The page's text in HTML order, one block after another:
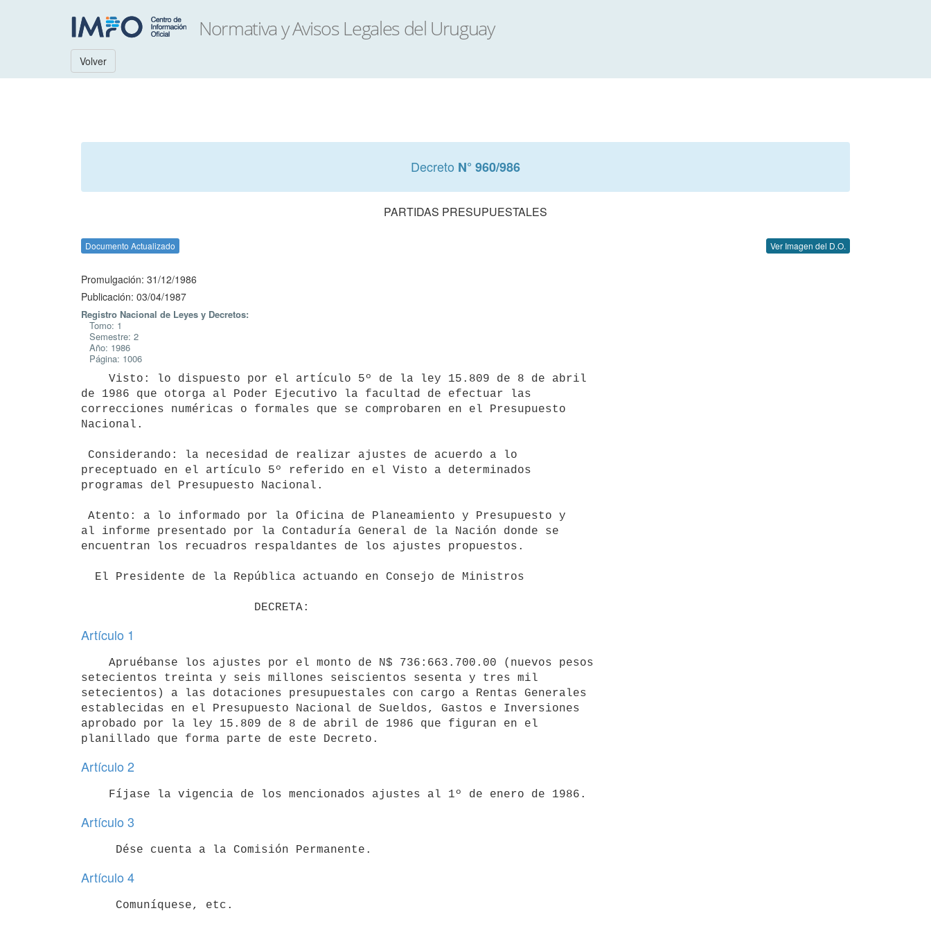
Volver
Decreto N° 960/986
PARTIDAS PRESUPUESTALES
Documento Actualizado Ver Imagen del D.O.
Promulgación: 31/12/1986
Publicación: 03/04/1987
Registro Nacional de Leyes y Decretos:
Tomo: 1
Semestre: 2
Año: 1986
Página: 1006
de 1986 que otorga al Poder Ejecutivo la facultad de efectuar las
correcciones numéricas o formales que se comprobaren en el Presupuesto
Nacional.
preceptuado en el artículo 5º referido en el Visto a determinados
programas del Presupuesto Nacional.
al informe presentado por la Contaduría General de la Nación donde se
encuentran los recuadros respaldantes de los ajustes propuestos.
Artículo 1
setecientos treinta y seis millones seiscientos sesenta y tres mil
setecientos) a las dotaciones presupuestales con cargo a Rentas Generales
establecidas en el Presupuesto Nacional de Sueldos, Gastos e Inversiones
aprobado por la ley 15.809 de 8 de abril de 1986 que figuran en el
Artículo 2
Artículo 3
Artículo 4